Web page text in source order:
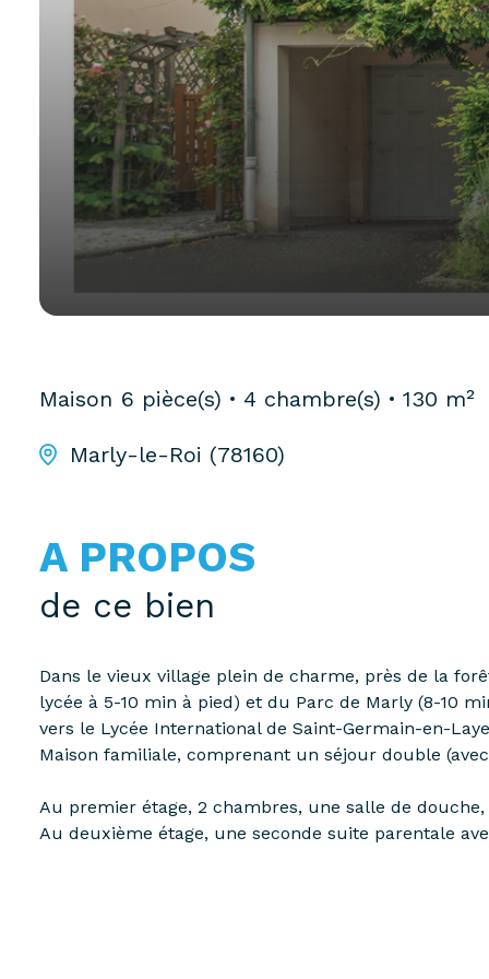
Maison 6 pièce(s) 4 chambre(s) 130 m²
Marly-le-Roi (78160)
A PROPOS
de ce bien
Dans le vieux village plein de charme, près de la
lycée à 5-10 min à pied) et du Parc de Marly (8-10
vers le Lycée International de Saint-Germain-en-
Maison familiale, comprenant un séjour double
Au premier étage, 2 chambres, une salle de
Au deuxième étage, une seconde suite parentale